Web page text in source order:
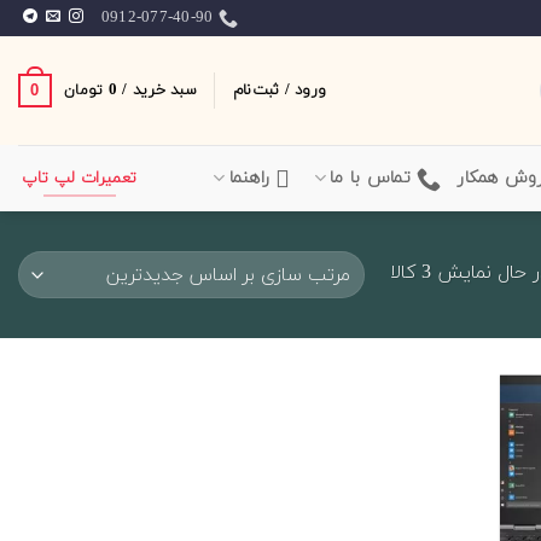
0912-077-40-90
ورود / ثبت‌نام سبد خرید / 0 تومان 0
همکار تماس با ما راهنما تعمیرات لپ تاپ
حال نمایش 3 کالا
Sorted
latest